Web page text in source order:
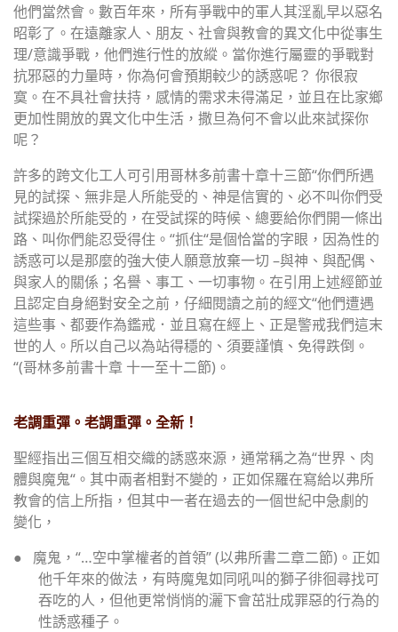
他們當然會。數百年來，所有爭戰中的軍人其淫亂早以惡名
昭彰了。在遠離家人、朋友、社會與教會的異文化中從事生
理/意識爭戰，他們進行性的放縱。當你進行屬靈的爭戰對
抗邪惡的力量時，你為何會預期較少的誘惑呢？ 你很寂
寞。在不具社會扶持，感情的需求未得滿足，並且在比家鄉
更加性開放的異文化中生活，撒旦為何不會以此來試探你
呢？
許多的跨文化工人可引用哥林多前書十章十三節“你們所遇
見的試探、無非是人所能受的、神是信實的、必不叫你們受
試探過於所能受的，在受試探的時候、總要給你們開一條出
路、叫你們能忍受得住。 “抓住“是個恰當的字眼，因為性的
誘惑可以是那麼的強大使人願意放棄一切 –與神、與配偶、
與家人的關係；名譽、事工、一切事物。在引用上述經節並
且認定自身絕對安全之前，仔細閱讀之前的經文“他們遭遇
這些事、都要作為鑑戒．並且寫在經上、正是警戒我們這末
世的人。所以自己以為站得穩的、須要謹慎、免得跌倒。
“(哥林多前書十章 十一至十二節) 。
老調重彈。老調重彈。全新！
聖經指出三個互相交織的誘惑來源，通常稱之為“世界、肉
體與魔鬼“ 。其中兩者相對不變的，正如保羅在寫給以弗所
教會的信上所指，但其中一者在過去的一個世紀中急劇的
變化，
●
魔鬼， “…空中掌權者的首領” (以弗所書二章二節) 。正如
他千年來的做法，有時魔鬼如同吼叫的獅子徘徊尋找可
吞吃的人，但他更常悄悄的灑下會茁壯成罪惡的行為的
性誘惑種子。